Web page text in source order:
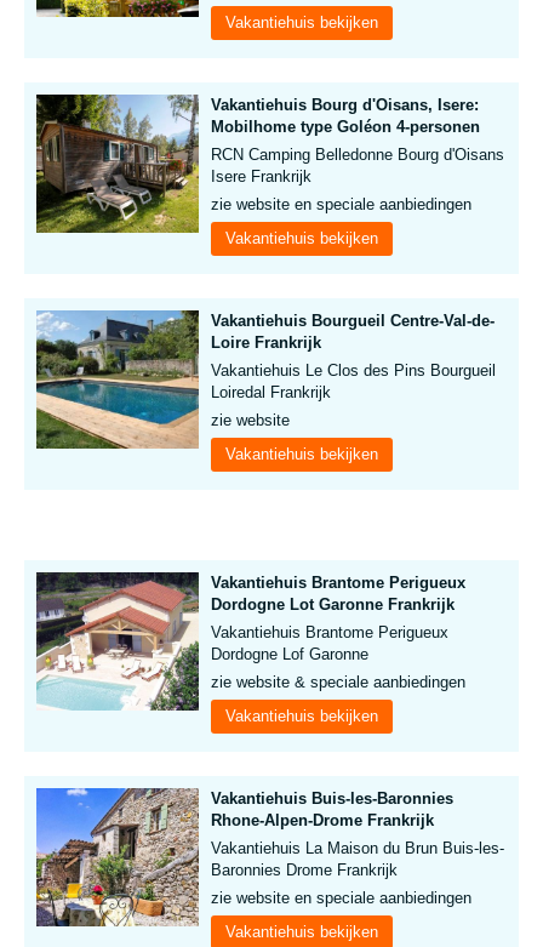
Vakantiehuis bekijken
Vakantiehuis Bourg d'Oisans, Isere:
Mobilhome type Goléon 4-personen
RCN Camping Belledonne Bourg d'Oisans
Isere Frankrijk
zie website en speciale aanbiedingen
Vakantiehuis bekijken
Vakantiehuis Bourgueil Centre-Val-de-
Loire Frankrijk
Vakantiehuis Le Clos des Pins Bourgueil
Loiredal Frankrijk
zie website
Vakantiehuis bekijken
Vakantiehuis Brantome Perigueux
Dordogne Lot Garonne Frankrijk
Vakantiehuis Brantome Perigueux
Dordogne Lof Garonne
zie website & speciale aanbiedingen
Vakantiehuis bekijken
Vakantiehuis Buis-les-Baronnies
Rhone-Alpen-Drome Frankrijk
Vakantiehuis La Maison du Brun Buis-les-
Baronnies Drome Frankrijk
zie website en speciale aanbiedingen
Vakantiehuis bekijken